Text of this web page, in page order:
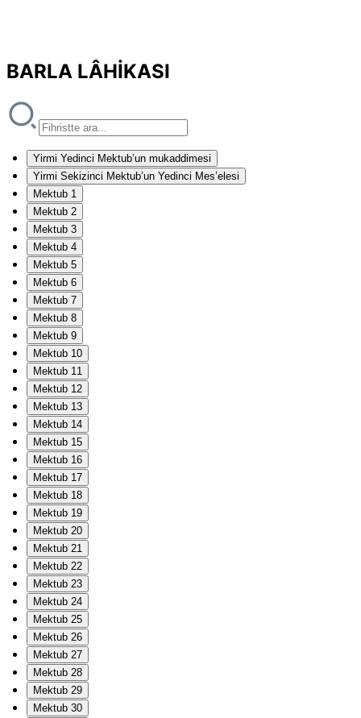
BARLA LÂHİKASI
Yirmi Yedinci Mektub’un mukaddimesi
Yirmi Sekizinci Mektub’un Yedinci Mes’elesi
Mektub 1
Mektub 2
Mektub 3
Mektub 4
Mektub 5
Mektub 6
Mektub 7
Mektub 8
Mektub 9
Mektub 10
Mektub 11
Mektub 12
Mektub 13
Mektub 14
Mektub 15
Mektub 16
Mektub 17
Mektub 18
Mektub 19
Mektub 20
Mektub 21
Mektub 22
Mektub 23
Mektub 24
Mektub 25
Mektub 26
Mektub 27
Mektub 28
Mektub 29
Mektub 30